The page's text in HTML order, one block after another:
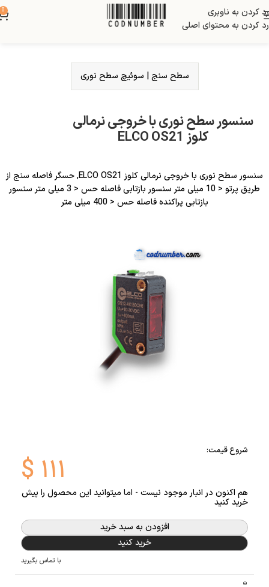
رد کردن به ناوبری
رد کردن به محتوای اصلی
0
سطح سنج سوئیچ سطح نوری
سنسور سطح نوری با خروجی نرمالی
کلوز ELCO OS21
سنسور سطح نوری با خروجی نرمالی کلوز ELCO OS21, حسگر فاصله سنج از
طریق پرتو < 10 میلی متر سنسور بازتابی فاصله حس < 3 میلی متر سنسور
بازتابی پراکنده فاصله حس < 400 میلی متر
شروع قیمت:
$ ۱۱۱
هم اکنون در انبار موجود نیست - اما میتوانید این محصول را پیش
خرید کنید
افزودن به سبد خرید
خرید کنید
با تماس بگیرید